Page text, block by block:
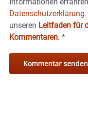
Informationen
Datenschutzerklärung.
unseren Leitfaden für
Kommentaren. *